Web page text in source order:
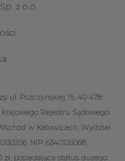
z o.o.
ul. Pszczyńskiej 15, 40-478
Rejestru Sądowego
w Katowicach, Wydział
NIP: 6340126068,
zł, posiadająca status dużego